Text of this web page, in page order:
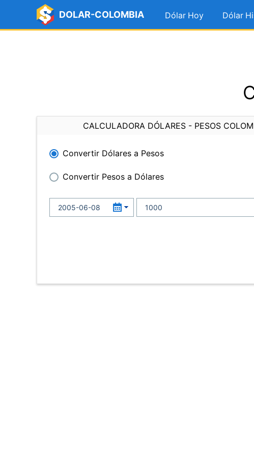
DOLAR-COLOMBIA Dólar Hoy Dólar
CALCULADORA DÓLARES - PESOS
Convertir Dólares a Pesos
Convertir Pesos a Dólares